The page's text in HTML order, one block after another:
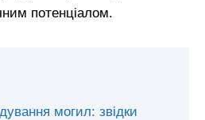
потенціалом.
могил: звідки